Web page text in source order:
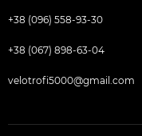
+38 (096) 558-93-30
+38 (067) 898-63-04
velotrofi5000@gmail.com